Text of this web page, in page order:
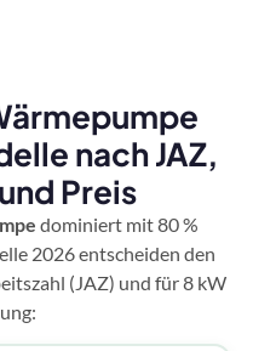
nach JAZ,
Preis
dominiert mit 80 %
2026 entscheiden den
(JAZ) und für 8 kW